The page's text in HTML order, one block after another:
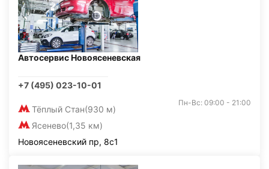
Автосервис Новоясеневская
+7 (495) 023-10-01
Тёплый Стан(930 м)
Ясенево(1,35 км)
Пн-Вс: 09:00 - 21:00
Новоясеневский пр, 8с1